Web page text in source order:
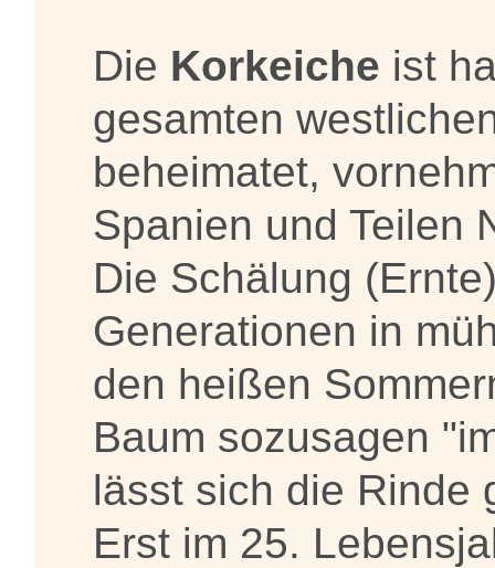
Die Korkeiche ist
gesamten
beheimatet,
Spanien und Teilen
Die Schälung
Generationen in
den heißen
Baum sozusagen
lässt sich die Rinde
Erst im 25.